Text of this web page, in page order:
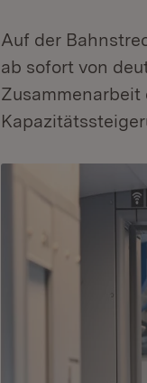
Auf der
ab sofort von